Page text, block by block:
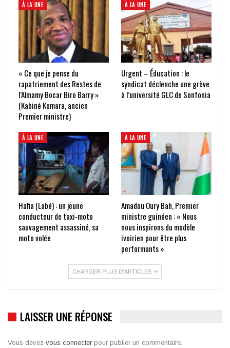
À LA UNE
« Ce que je pense du
rapatriement des Restes de
l’Almamy Bocar Biro Barry »
(Kabiné Komara, ancien
Premier ministre)
À LA UNE
Urgent – Éducation : le
syndicat déclenche une grève
à l’université GLC de Sonfonia
À LA UNE
Hafia (Labé) : un jeune
conducteur de taxi-moto
sauvagement assassiné, sa
moto volée
À LA UNE
Amadou Oury Bah, Premier
ministre guinéen : « Nous
nous inspirons du modèle
ivoirien pour être plus
performants »
CHARGER PLUS D'ARTICLES
LAISSER UNE RÉPONSE
Vous devez vous connecter pour publier un commentaire.